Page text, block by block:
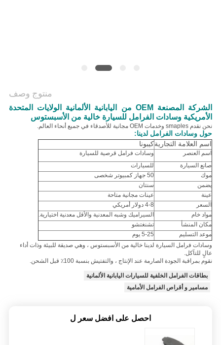
منتوج وصف
الشركة المصنعة OEM من اليابانية الألمانية الولايات المتحدة
الأمريكية وسادات الفرامل للسيارة خالية من الأسبستوس
نحن نقدم smaples وخدمات OEM مجانية للأصدقاء في جميع أنحاء العالم.
حول وسادات الفرامل لدينا:
اسم العلامة التجاريةكيبونا
اسم العنصر
وسادات فرامل قرصية للسيارة
صانع السيارة
للسيارات
موك
50 جهاز كمبيوتر شخصى
يضمن
سنتان
عينة
عينات مجانية متاحة
السعر
4-8 دولار أمريكي
مواد خام
السيراميك وشبه المعدنية والأقل معدنية اختيارية.
مكان المنشأ
تشنغتشو
موعد التسليم
5-25 يوم
وسادات فرامل السيارة لدينا خالية من الأسبستوس ، وهي صديقة للبيئة وذات أداء
عالٍ للتآكل.
نقوم بمراقبة الجودة الصارمة عند الإنتاج ، والتفتيش بنسبة 100٪ قبل الشحن.
بطاقات الفرامل الخلفية للسيارات اليابانية الألمانية
مسامير و أقراص الفرامل الأمامية
احصل على افضل سعر ل